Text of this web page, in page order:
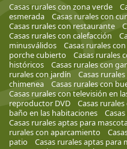
Casas rurales con zona verde
esmerada
Casas rurales con
Casas rurales con restaurante
Casas rurales con calefacción
minusválidos
Casas rurales
porche cubierto
Casas rurales
históricos
Casas rurales con
rurales con jardín
Casas
chimenea
Casas rurales con
Casas rurales con televisión en
reproductor DVD
Casas
baño en las habitaciones
Casas rurales aptas para
rurales con aparcamiento
patio
Casas rurales aptas para